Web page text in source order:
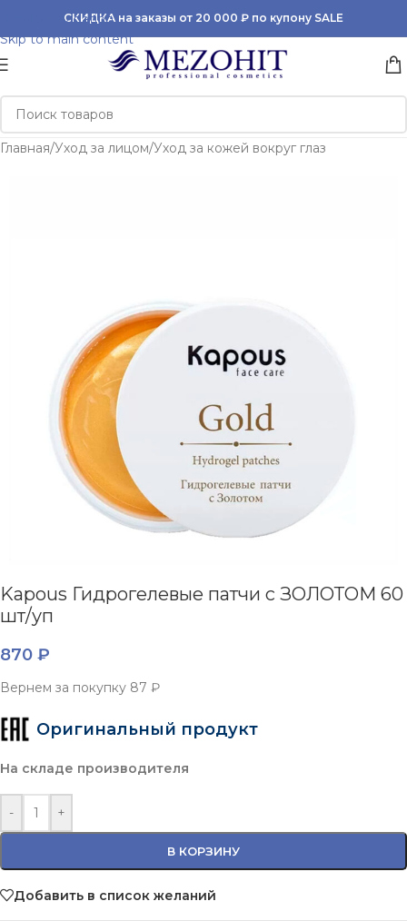
Skip to navigation
Skip to main content
СКИДКА на заказы от 20 000 ₽ по купону SALE
Главная/Уход за лицом/Уход за кожей вокруг глаз
Kapous Гидрогелевые патчи с ЗОЛОТОМ 60
шт/уп
870 ₽
Вернем за покупку 87 ₽
Оригинальный продукт
На складе производителя
- +
В КОРЗИНУ
Добавить в список желаний